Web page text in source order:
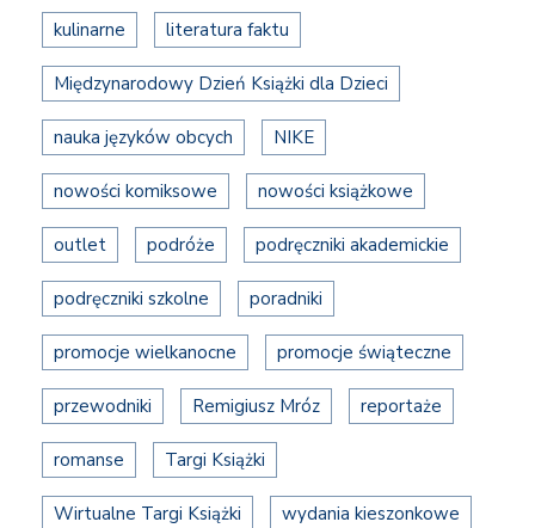
kulinarne literatura faktu
Międzynarodowy Dzień Książki dla Dzieci
nauka języków obcych NIKE
nowości komiksowe nowości książkowe
outlet podróże podręczniki akademickie
podręczniki szkolne poradniki
promocje wielkanocne promocje świąteczne
przewodniki Remigiusz Mróz reportaże
romanse Targi Książki
Wirtualne Targi Książki wydania kieszonkowe